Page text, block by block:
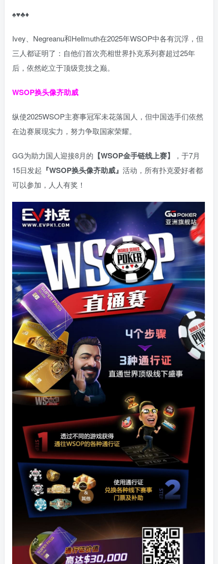
♠♥♣♦
Ivey、Negreanu和Hellmuth在2025年WSOP中各有沉浮，但
三人都证明了：自他们首次亮相世界扑克系列赛超过25年
后，依然屹立于顶级竞技之巅。
WSOP换头像齐助威
纵使2025WSOP主赛事冠军未花落国人，但中国选手们依然
在边赛展现实力，努力争取国家荣耀。
GG为助力国人迎接8月的 【WSOP金手链线上赛】
，于7月
15日发起 『WSOP换头像齐助威』 活动，所有扑克爱好者都
可以参加，人人有奖！